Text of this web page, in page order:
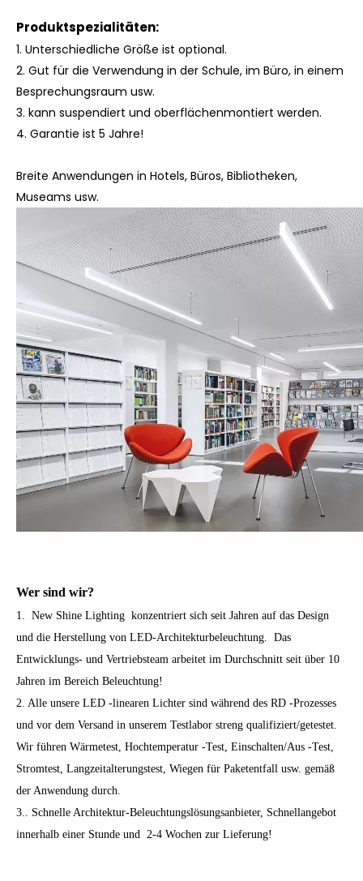
Produktspezialitäten:
1. Unterschiedliche Größe ist optional.
2. Gut für die Verwendung in der Schule, im Büro, in einem
Besprechungsraum usw.
3. kann suspendiert und oberflächenmontiert werden.
4. Garantie ist 5 Jahre!
Breite Anwendungen in Hotels, Büros, Bibliotheken,
Museams usw.
Wer sind wir?
1. New Shine Lighting konzentriert sich seit Jahren auf das Design
und die Herstellung von LED-Architekturbeleuchtung. Das
Entwicklungs- und Vertriebsteam arbeitet im Durchschnitt seit über 10
Jahren im Bereich Beleuchtung!
2. Alle unsere LED -linearen Lichter sind während des RD -Prozesses
und vor dem Versand in unserem Testlabor streng qualifiziert/getestet.
Wir führen Wärmetest, Hochtemperatur -Test, Einschalten/Aus -Test,
Stromtest, Langzeitalterungstest, Wiegen für Paketentfall usw. gemäß
der Anwendung durch.
3.. Schnelle Architektur-Beleuchtungslösungsanbieter, Schnellangebot
innerhalb einer Stunde und 2-4 Wochen zur Lieferung!